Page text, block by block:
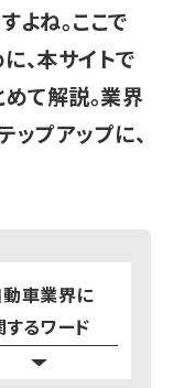
よね。ここで
、本サイトで
めて解説。業界
ップアップに、
動車業界に
するワード